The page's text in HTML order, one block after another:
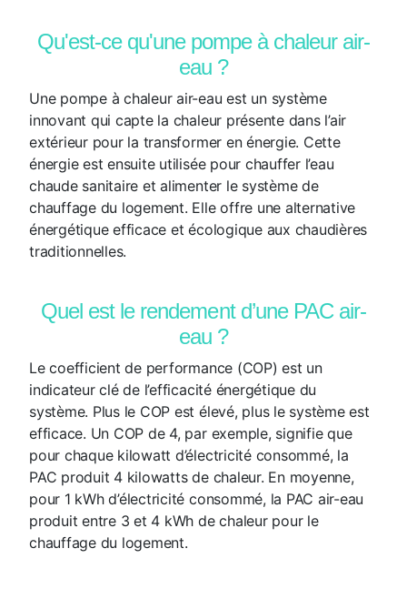
Qu'est-ce qu'une pompe à chaleur air-
eau ?
Une pompe à chaleur air-eau est un système
innovant qui capte la chaleur présente dans l’air
extérieur pour la transformer en énergie. Cette
énergie est ensuite utilisée pour chauffer l’eau
chaude sanitaire et alimenter le système de
chauffage du logement. Elle offre une alternative
énergétique efficace et écologique aux chaudières
traditionnelles.
Quel est le rendement d’une PAC air-
eau ?
Le coefficient de performance (COP) est un
indicateur clé de l’efficacité énergétique du
système. Plus le COP est élevé, plus le système est
efficace. Un COP de 4, par exemple, signifie que
pour chaque kilowatt d’électricité consommé, la
PAC produit 4 kilowatts de chaleur. En moyenne,
pour 1 kWh d’électricité consommé, la PAC air-eau
produit entre 3 et 4 kWh de chaleur pour le
chauffage du logement.